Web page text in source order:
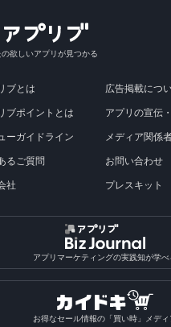
の欲しいアプリが見つかる
ブとは
ブポイントとは
ーガイドライン
るご質問
社
広告掲載につ
アプリの宣伝
メディア関係
お問い合わせ
プレスキット
アプリマーケティングの実践知が学べ
お得なセール情報の「買い時」メディ